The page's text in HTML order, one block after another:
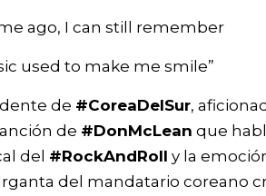
ago, I can still remember
used to make me smile”
de #CoreaDelSur,
de #DonMcLean que
del #RockAndRoll y la
del mandatario coreano